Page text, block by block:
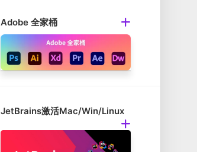
Adobe 全家桶
JetBrains激活Mac/Win/Linux